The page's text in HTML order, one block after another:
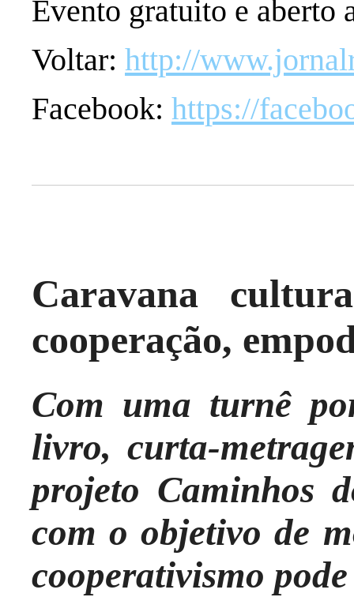
Evento gratuito e
Voltar: http://
Facebook: https://
Caravana
cooperação,
Com uma turnê
livro, curta-
projeto Caminhos
com o objetivo de
cooperativismo